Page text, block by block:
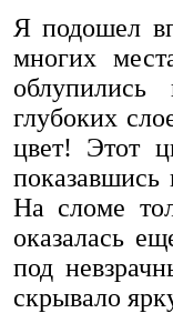
Я подошел
многих
глубоких
цвет! Этот
На сломе
оказалась
под
скрывало